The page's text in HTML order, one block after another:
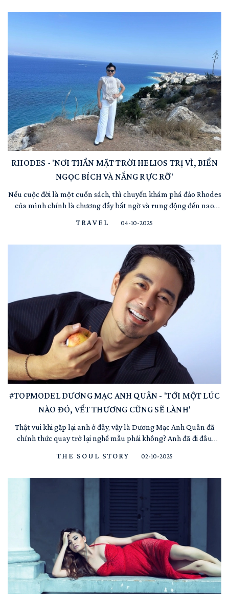
RHODES - 'NƠI THẦN MẶT TRỜI HELIOS TRỊ VÌ, BIỂN
NGỌC BÍCH VÀ NẮNG RỰC RỠ'
Nếu cuộc đời là một cuốn sách, thì chuyến khám phá đảo Rhodes
của mình chính là chương đầy bất ngờ và rung động đến nao
nơi mà mọi thứ dường như được viết sẵn từ định mệnh. Chuyến đi
TRAVEL 04-10-2025
#TOPMODEL DƯƠNG MẠC ANH QUÂN - 'TỚI MỘT LÚC
NÀO ĐÓ, VẾT THƯƠNG CŨNG SẼ LÀNH'
Thật vui khi gặp lại anh ở đây, vậy là Dương Mạc Anh Quân đã
chính thức quay trở lại nghề mẫu phải không? Anh đã đi đâu
World, nghe tới đoạn “chính thức quay trở lại nghề mẫu” mang
THE SOUL STORY 02-10-2025